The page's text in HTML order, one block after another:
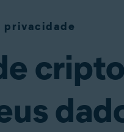
privacidade